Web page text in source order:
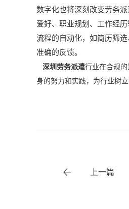
数字化也将深刻改变劳务
爱好、职业规划、工作经
流程的自动化，如简历筛
准确的反馈。
深圳劳务派遣行业在合规
身的努力和实践，为行业树
上一篇